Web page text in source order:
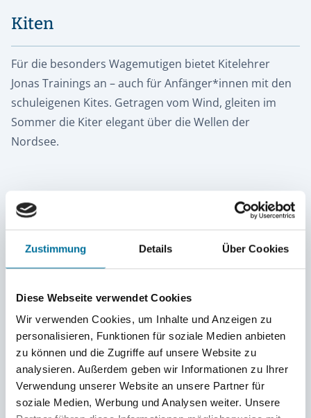
Zustimmung Details Über Cookies
Diese Webseite verwendet Cookies
Wir verwenden Cookies, um Inhalte und Anzeigen zu
personalisieren, Funktionen für soziale Medien anbieten
zu können und die Zugriffe auf unsere Website zu
analysieren. Außerdem geben wir Informationen zu Ihrer
Verwendung unserer Website an unsere Partner für
soziale Medien, Werbung und Analysen weiter. Unsere
Kiten
Für die besonders Wagemutigen bietet Kitelehrer
Jonas Trainings an – auch für Anfänger*innen mit den
schuleigenen Kites. Getragen vom Wind, gleiten im
Sommer die Kiter elegant über die Wellen der
Nordsee.